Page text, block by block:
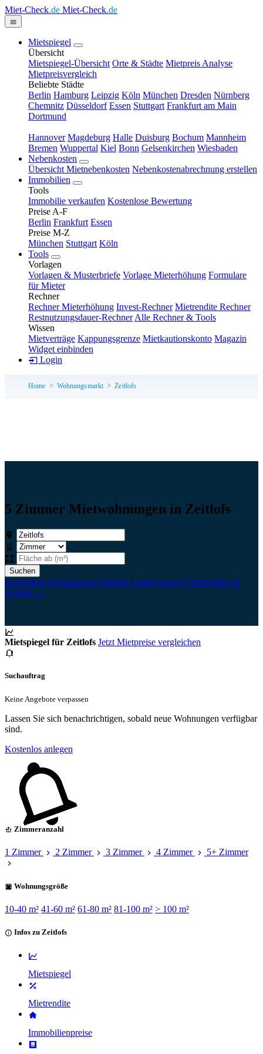
Miet-Check.de Miet-Check.de
Mietspiegel
Übersicht
Mietspiegel-Übersicht Orte & Städte Mietpreis Analyse
Mietpreisvergleich
Beliebte Städte
Berlin Hamburg Leipzig Köln München Dresden Nürnberg
Chemnitz Düsseldorf Essen Stuttgart Frankfurt am Main
Dortmund
Hannover Magdeburg Halle Duisburg Bochum Mannheim
Bremen Wuppertal Kiel Bonn Gelsenkirchen Wiesbaden
Nebenkosten
Übersicht Mietnebenkosten Nebenkostenabrechnung erstellen
Immobilien
Tools
Immobilie verkaufen Kostenlose Bewertung
Preise A-F
Berlin Frankfurt Essen
Preise M-Z
München Stuttgart Köln
Tools
Vorlagen
Vorlagen & Musterbriefe Vorlage Mieterhöhung Formulare
für Mieter
Rechner
Rechner Mieterhöhung Invest-Rechner Mietrendite Rechner
Restnutzungsdauer-Rechner Alle Rechner & Tools
Wissen
Mietverträge Kappungsgrenze Mietkautionskonto Magazin
Widget einbinden
Login
Home Wohnungsmarkt Zeitlofs
5 Zimmer Mietwohnungen in Zeitlofs
Suchen
Kostenlose Suchanzeige erstellen Lieber kaufen? Immobilien in
Zeitlofs →
Mietspiegel für Zeitlofs Jetzt Mietpreise vergleichen
Suchauftrag
Keine Angebote verpassen
Lassen Sie sich benachrichtigen, sobald neue Wohnungen verfügbar
sind.
Kostenlos anlegen
Zimmeranzahl
1 Zimmer 2 Zimmer 3 Zimmer 4 Zimmer 5+ Zimmer
Wohnungsgröße
10-40 m² 41-60 m² 61-80 m² 81-100 m² > 100 m²
Infos zu Zeitlofs
Mietspiegel
Mietrendite
Immobilienpreise